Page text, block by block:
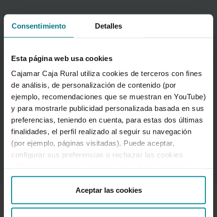
Consentimiento Detalles
Esta página web usa cookies
Cajamar Caja Rural utiliza cookies de terceros con fines
de análisis, de personalización de contenido (por
ejemplo, recomendaciones que se muestran en YouTube)
y para mostrarle publicidad personalizada basada en sus
preferencias, teniendo en cuenta, para estas dos últimas
finalidades, el perfil realizado al seguir su navegación
(por ejemplo, páginas visitadas). Puede aceptar,
configurar sus preferencias o rechazar las cookies
“Detalles”. También puede obtener más información, así
como cambiar el consentimiento en cualquier momento
desde nuestraPolítica de Cookies.
Aceptar las cookies
Carteras en función de los
Ponemos a tu disposición 4 carteras adaptadas
a cada perfil de inversor, a sus objetivos y a su
tolerancia al riesgo. Realizando un test de
idoneidad, podremos definir tu perfil inversor, y
en base a esto encontrar la cartera que mejor
se ajuste a ti.
Solicitar informaciónCarteras en función de los